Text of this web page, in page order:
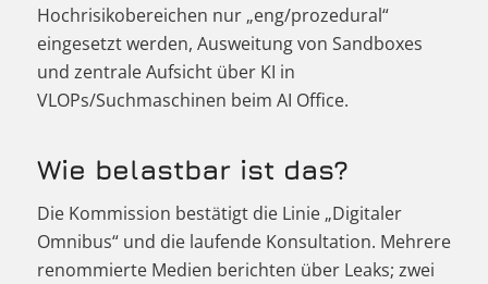
Hochrisikobereichen nur „eng/prozedural“
eingesetzt werden, Ausweitung von Sandboxes
und zentrale Aufsicht über KI in
VLOPs/Suchmaschinen beim AI Office.
Wie belastbar ist das?
Die Kommission bestätigt die Linie „Digitaler
Omnibus“ und die laufende Konsultation. Mehrere
renommierte Medien berichten über Leaks; zwei